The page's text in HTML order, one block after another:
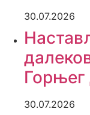
30.07.2026
30.07.2026